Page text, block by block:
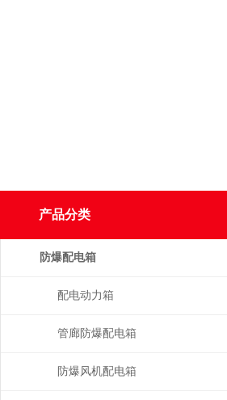
产品分类
防爆配电箱
配电动力箱
管廊防爆配电箱
防爆风机配电箱